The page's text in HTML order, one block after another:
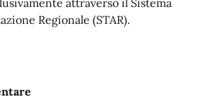
attraverso il Sistema
Regionale (STAR).